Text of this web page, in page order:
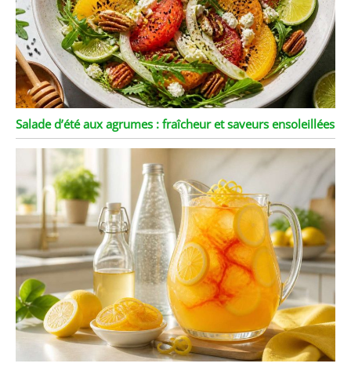
Salade d’été aux agrumes : fraîcheur et saveurs ensoleillées